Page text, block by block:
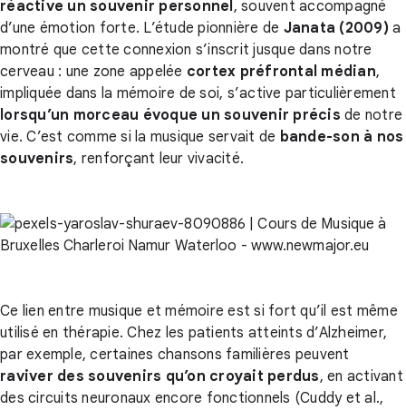
réactive un souvenir personnel, souvent accompagné
d’une émotion forte. L’étude pionnière de Janata (2009) a
montré que cette connexion s’inscrit jusque dans notre
cerveau : une zone appelée cortex préfrontal médian,
impliquée dans la mémoire de soi, s’active particulièrement
lorsqu’un morceau évoque un souvenir précis de notre
vie. C’est comme si la musique servait de bande-son à nos
souvenirs, renforçant leur vivacité.
Ce lien entre musique et mémoire est si fort qu’il est même
utilisé en thérapie. Chez les patients atteints d’Alzheimer,
par exemple, certaines chansons familières peuvent
raviver des souvenirs qu’on croyait perdus, en activant
des circuits neuronaux encore fonctionnels (Cuddy et al.,